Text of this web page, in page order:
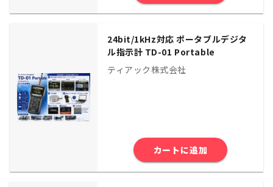
24bit/1kHz対応 ポータブルデジタ
ル指示計 TD-01 Portable
ティアック株式会社
カートに追加